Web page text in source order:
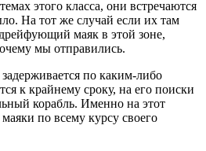
этого класса, они встречаются
На тот же случай если их там
маяк в этой зоне,
мы отправились.
по каким-либо
к крайнему сроку, на его поиски
корабль. Именно на этот
по всему курсу своего